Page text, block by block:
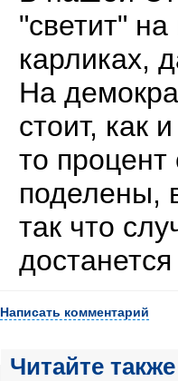
"светит"
карликах,
На
стоит, как
то
поделены,
так что
достанется
Написать комментарий
Читайте также